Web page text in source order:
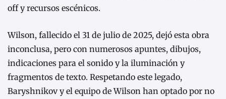
off y recursos escénicos.
Wilson, fallecido el 31 de julio de 2025, dejó esta obra
inconclusa, pero con numerosos apuntes, dibujos,
indicaciones para el sonido y la iluminación y
fragmentos de texto. Respetando este legado,
Baryshnikov y el equipo de Wilson han optado por no